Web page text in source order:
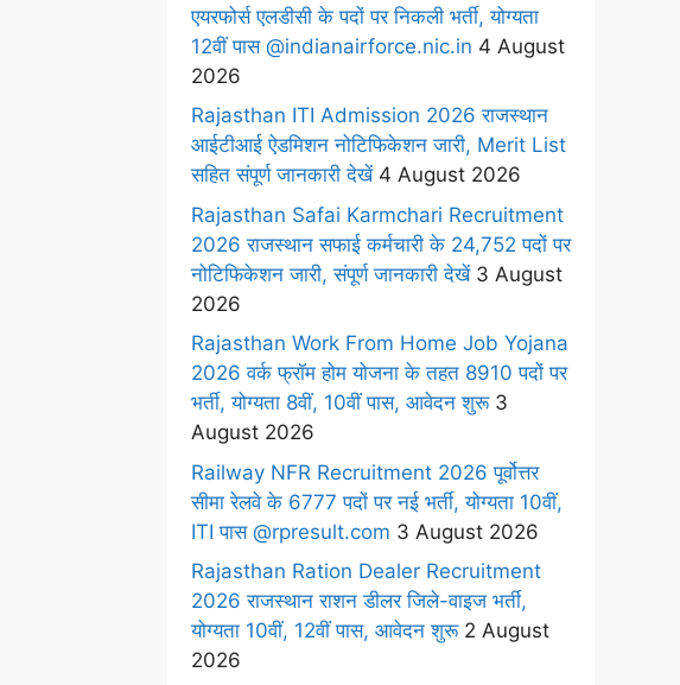
एयरफोर्स एलडीसी के पदों पर निकली भर्ती, योग्यता
12वीं पास @indianairforce.nic.in 4 August
2026
Rajasthan ITI Admission 2026 राजस्थान
आईटीआई ऐडमिशन नोटिफिकेशन जारी, Merit List
सहित संपूर्ण जानकारी देखें4 August 2026
Rajasthan Safai Karmchari Recruitment
2026 राजस्थान सफाई कर्मचारी के 24,752 पदों पर
नोटिफिकेशन जारी, संपूर्ण जानकारी देखें3 August
2026
Rajasthan Work From Home Job Yojana
2026 वर्क फ्रॉम होम योजना के तहत 8910 पदों पर
भर्ती, योग्यता 8वीं, 10वीं पास, आवेदन शुरू3
August 2026
Railway NFR Recruitment 2026 पूर्वोत्तर
सीमा रेलवे के 6777 पदों पर नई भर्ती, योग्यता 10वीं,
ITI पास @rpresult.com 3 August 2026
Rajasthan Ration Dealer Recruitment
2026 राजस्थान राशन डीलर जिले-वाइज भर्ती,
योग्यता 10वीं, 12वीं पास, आवेदन शुरू2 August
2026